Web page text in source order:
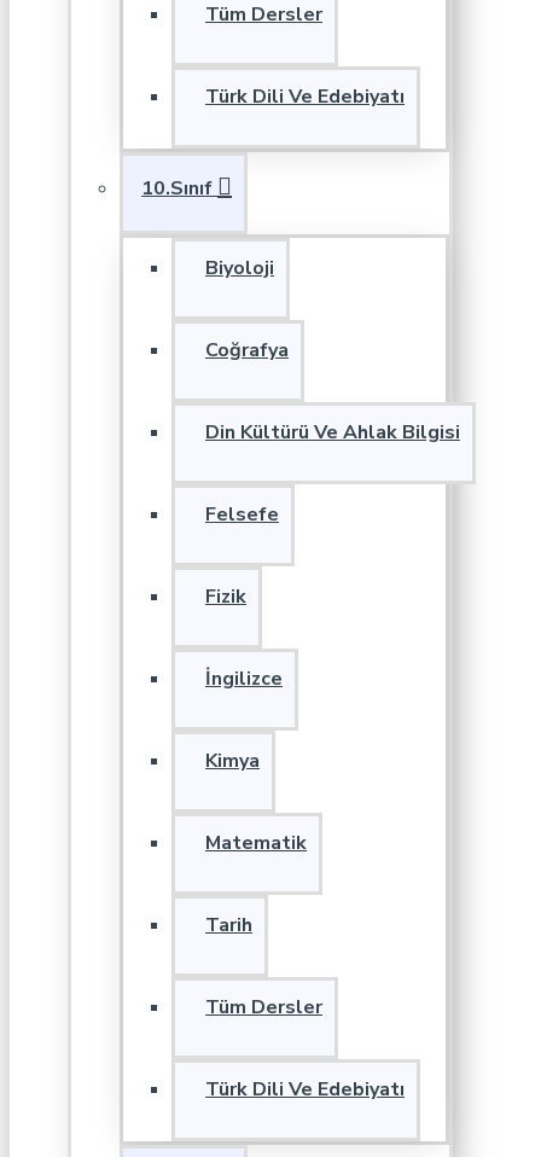
Tüm Dersler
Türk Dili Ve Edebiyatı
10.Sınıf
Biyoloji
Coğrafya
Din Kültürü Ve Ahlak Bilgisi
Felsefe
Fizik
İngilizce
Kimya
Matematik
Tarih
Tüm Dersler
Türk Dili Ve Edebiyatı